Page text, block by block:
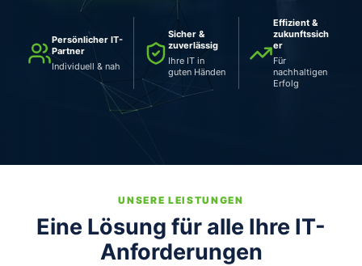
Persönlicher IT-
Partner
Individuell & nah
Sicher &
zuverlässig
Ihre IT in
guten Händen
Effizient &
zukunftssich
er
Für
nachhaltigen
Erfolg
UNSERE LEISTUNGEN
Eine Lösung für alle Ihre IT-
Anforderungen